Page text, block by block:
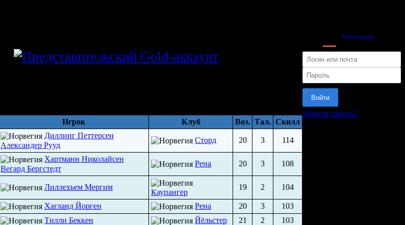
Регистрация
Войти
Забыли пароль?
Игрок Клуб Воз. Тал. Скилл
Диллинг Петтерсен
Александер Рууд
Сторд 20 3 114
Хартманн Николайсен
Вегард Бергстедт
Рена 20 3 108
Лиллехьем Мергим
Каупангер
19 2 104
Хагланд Йорген Рена 20 3
103
Тилли Беккен Йёльстер 21 2
103